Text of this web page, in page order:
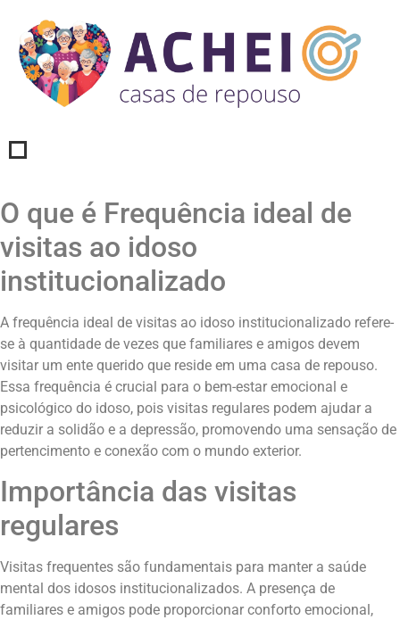
O que é Frequência ideal de
visitas ao idoso
institucionalizado
A frequência ideal de visitas ao idoso institucionalizado refere-
se à quantidade de vezes que familiares e amigos devem
visitar um ente querido que reside em uma casa de repouso.
Essa frequência é crucial para o bem-estar emocional e
psicológico do idoso, pois visitas regulares podem ajudar a
reduzir a solidão e a depressão, promovendo uma sensação de
pertencimento e conexão com o mundo exterior.
Importância das visitas
regulares
Visitas frequentes são fundamentais para manter a saúde
mental dos idosos institucionalizados. A presença de
familiares e amigos pode proporcionar conforto emocional,